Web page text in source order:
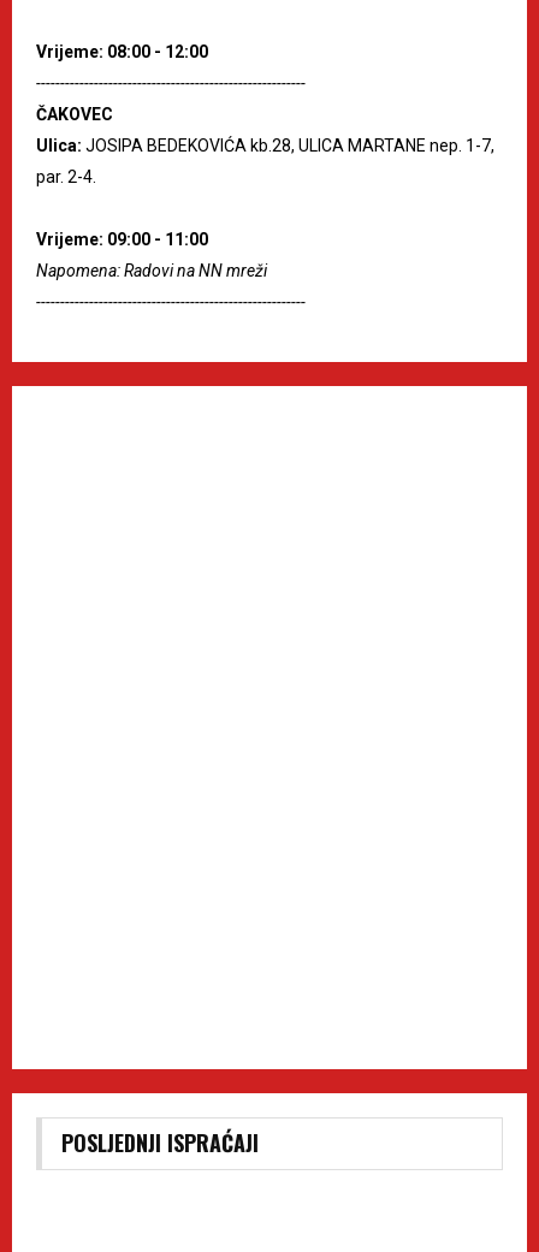
Vrijeme: 08:00 - 12:00
--------------------------------------------------------
ČAKOVEC
Ulica: JOSIPA BEDEKOVIĆA kb.28, ULICA MARTANE nep. 1-7,
par. 2-4.
Vrijeme: 09:00 - 11:00
Napomena: Radovi na NN mreži
--------------------------------------------------------
POSLJEDNJI ISPRAĆAJI